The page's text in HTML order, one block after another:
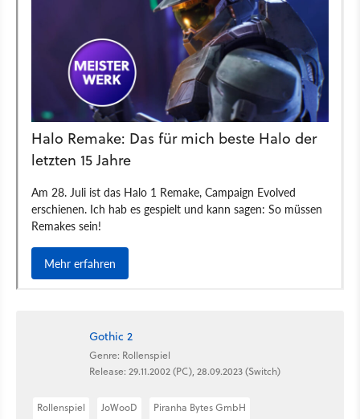
Gothic 2
Genre: Rollenspiel
Release: 29.11.2002 (PC), 28.09.2023 (Switch)
Rollenspiel JoWooD Piranha Bytes GmbH